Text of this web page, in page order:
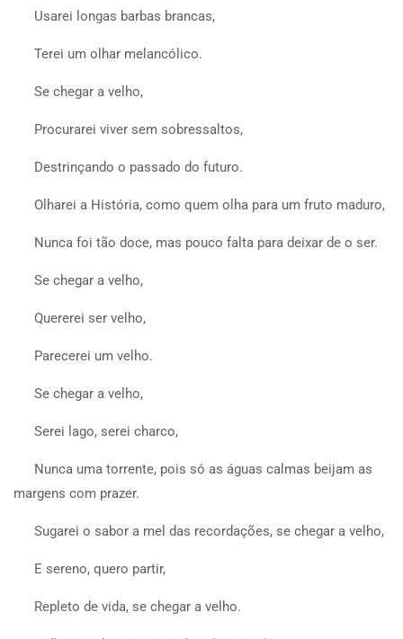
Usarei longas barbas brancas,
Terei um olhar melancólico.
Se chegar a velho,
Procurarei viver sem sobressaltos,
Destrinçando o passado do futuro.
Olharei a História, como quem olha para um fruto maduro,
Nunca foi tão doce, mas pouco falta para deixar de o ser.
Se chegar a velho,
Quererei ser velho,
Parecerei um velho.
Se chegar a velho,
Serei lago, serei charco,
Nunca uma torrente, pois só as águas calmas beijam as
margens com prazer.
Sugarei o sabor a mel das recordações, se chegar a velho,
E sereno, quero partir,
Repleto de vida, se chegar a velho.